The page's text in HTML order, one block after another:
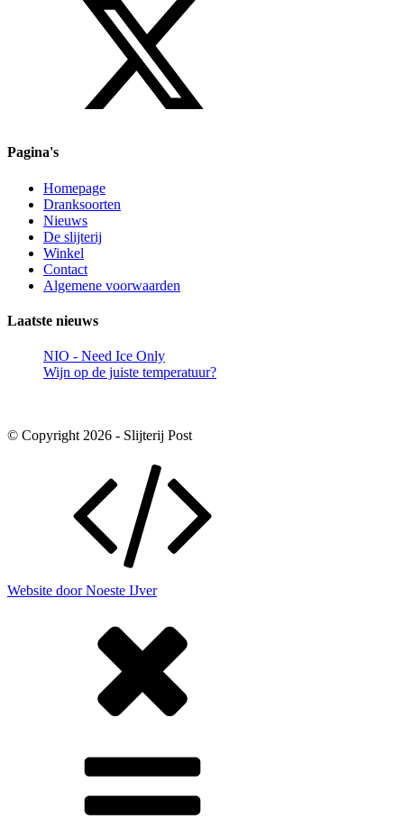
Pagina's
Homepage
Dranksoorten
Nieuws
De slijterij
Winkel
Contact
Algemene voorwaarden
Laatste nieuws
NIO - Need Ice Only
Wijn op de juiste temperatuur?
© Copyright 2026 - Slijterij Post
Website door Noeste IJver